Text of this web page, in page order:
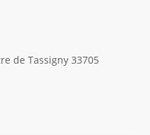
de Tassigny 33705